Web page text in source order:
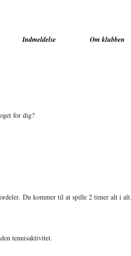
Indmeldelse Om klubben
for dig?
Du kommer til at spille 2 timer alt i alt.
tennisaktivitet.